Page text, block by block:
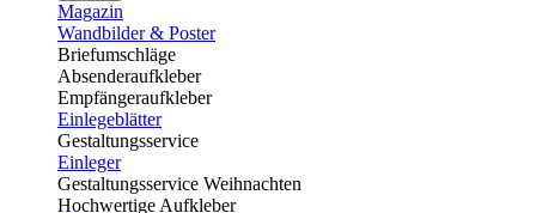
Magazin
Wandbilder & Poster
Briefumschläge
Absenderaufkleber
Empfängeraufkleber
Einlegeblätter
Gestaltungsservice
Einleger
Gestaltungsservice Weihnachten
Hochwertige Aufkleber